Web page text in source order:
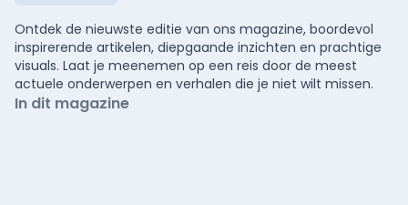
Ontdek de nieuwste editie van ons magazine, boordevol
inspirerende artikelen, diepgaande inzichten en prachtige
visuals. Laat je meenemen op een reis door de meest
actuele onderwerpen en verhalen die je niet wilt missen.
In dit magazine